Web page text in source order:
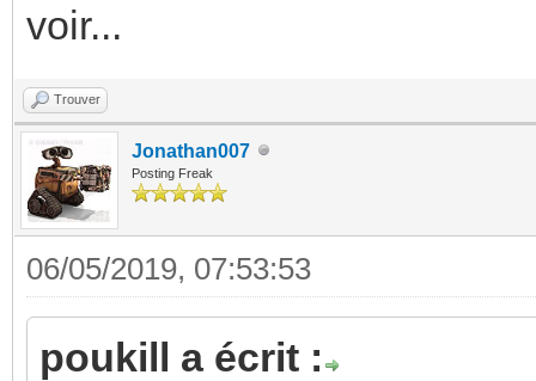
voir...
Trouver
Jonathan007
Posting Freak
06/05/2019, 07:53:53
poukill a écrit :